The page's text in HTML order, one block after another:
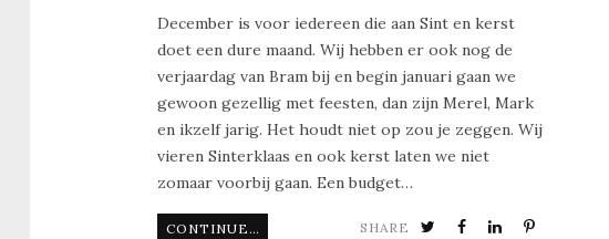
December is voor iedereen die aan Sint en kerst
doet een dure maand. Wij hebben er ook nog de
verjaardag van Bram bij en begin januari gaan we
gewoon gezellig met feesten, dan zijn Merel, Mark
en ikzelf jarig. Het houdt niet op zou je zeggen. Wij
vieren Sinterklaas en ook kerst laten we niet
zomaar voorbij gaan. Een budget…
CONTINUE READING SHARE